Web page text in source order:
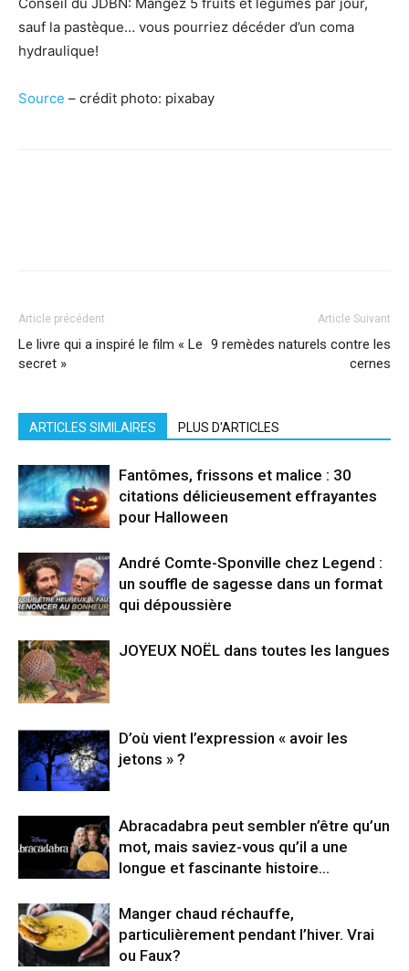
sauf la pastèque… vous pourriez décéder d’un coma
hydraulique!
Source – crédit photo: pixabay
Article précédent
Le livre qui a inspiré le film « Le
secret »
Article Suivant
9 remèdes naturels contre les
cernes
ARTICLES SIMILAIRES PLUS D'ARTICLES
Fantômes, frissons et malice : 30
citations délicieusement effrayantes
pour Halloween
André Comte-Sponville chez Legend :
un souffle de sagesse dans un format
qui dépoussière
JOYEUX NOËL dans toutes les langues
D’où vient l’expression « avoir les
jetons » ?
Abracadabra peut sembler n’être qu’un
mot, mais saviez-vous qu’il a une
longue et fascinante histoire…
Manger chaud réchauffe,
particulièrement pendant l’hiver. Vrai
ou Faux?